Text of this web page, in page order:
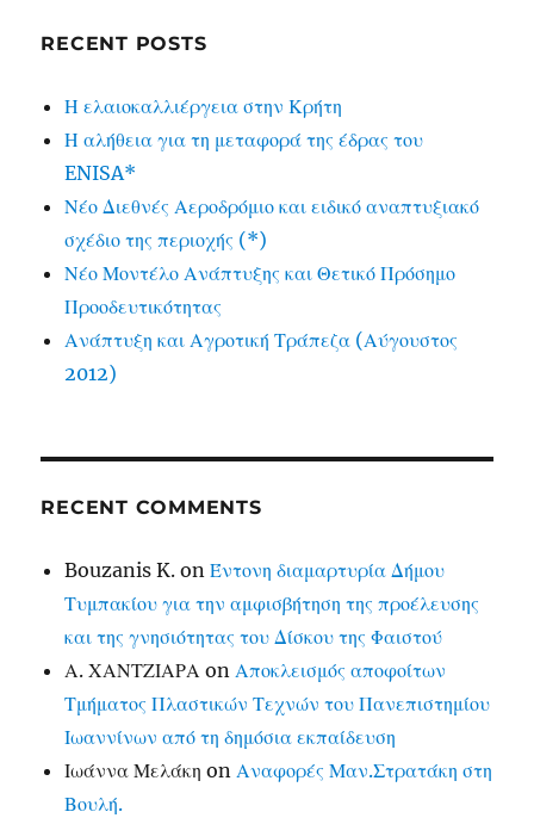
RECENT POSTS
Η ελαιοκαλλιέργεια στην Κρήτη
Η αλήθεια για τη μεταφορά της έδρας του
ENISA*
Νέο Διεθνές Αεροδρόμιο και ειδικό αναπτυξιακό
σχέδιο της περιοχής (*)
Νέο Μοντέλο Ανάπτυξης και Θετικό Πρόσημο
Προοδευτικότητας
Ανάπτυξη και Αγροτική Τράπεζα (Αύγουστος
2012)
RECENT COMMENTS
Bouzanis K. onΈντονη διαμαρτυρία Δήμου
Τυμπακίου για την αμφισβήτηση της προέλευσης
και της γνησιότητας του Δίσκου της Φαιστού
Α. ΧΑΝΤΖΙΑΡΑ onΑποκλεισμός αποφοίτων
Τμήματος Πλαστικών Τεχνών του Πανεπιστημίου
Ιωαννίνων από τη δημόσια εκπαίδευση
Ιωάννα Μελάκη onΑναφορές Μαν.Στρατάκη στη
Βουλή.